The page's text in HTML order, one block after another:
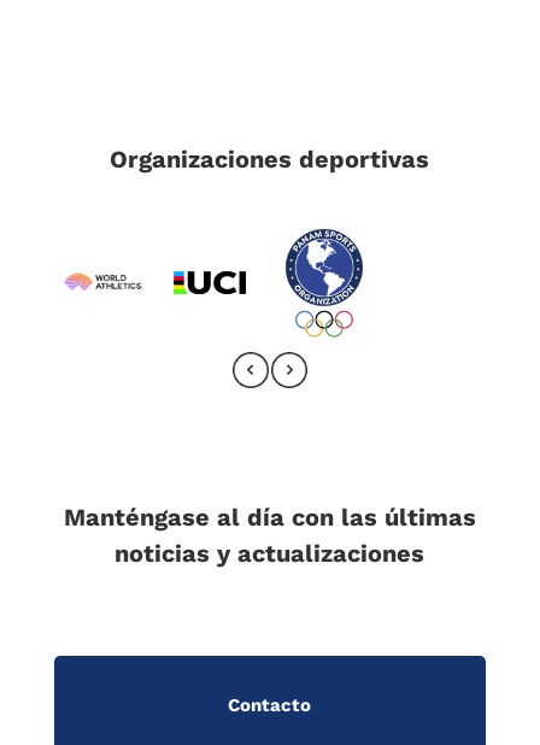
Organizaciones deportivas
Manténgase al día con las últimas
noticias y actualizaciones
Contacto